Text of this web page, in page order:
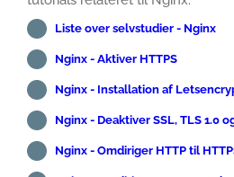
Liste over selvstudier - Nginx
Nginx - Aktiver HTTPS
Nginx - Installation af
Nginx - Deaktiver SSL, TLS 1.0
Nginx - Omdiriger HTTP til